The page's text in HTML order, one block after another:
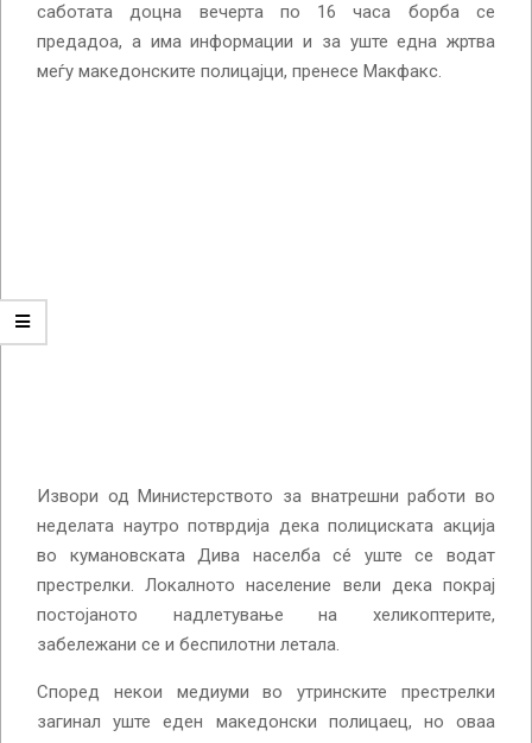
саботата доцна вечерта по 16 часа борба се
предадоа, а има информации и за уште една жртва
меѓу македонските полицајци, пренесе Макфакс.
Извори од Министерството за внатрешни работи во
неделата наутро потврдија дека полициската акција
во кумановската Дива населба сé уште се водат
престрелки. Локалното население вели дека покрај
постојаното надлетување на хеликоптерите,
забележани се и беспилотни летала.
Според некои медиуми во утринските престрелки
загинал уште еден македонски полицаец, но оваа